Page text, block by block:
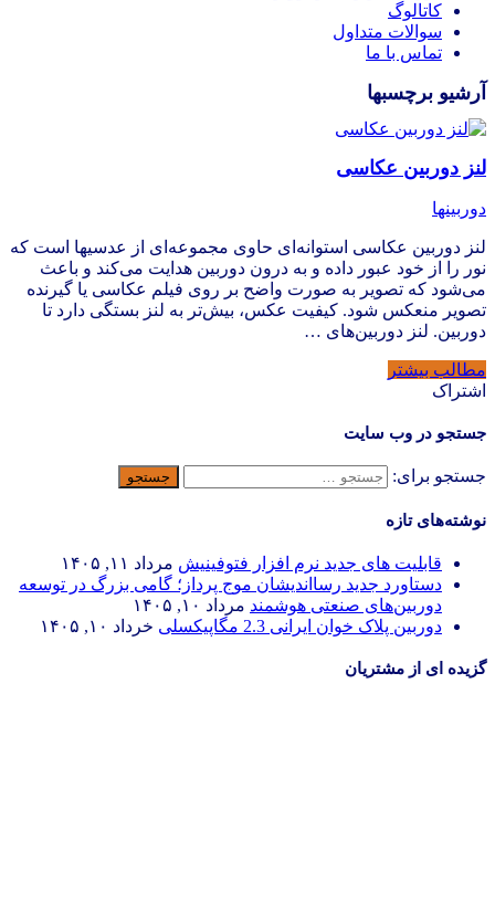
کاتالوگ
سوالات متداول
تماس با ما
آرشیو برچسبها
لنز دوربین عکاسی
دوربینها
لنز دوربین عکاسی استوانه‌ای حاوی مجموعه‌ای از عدسیها است که
نور را از خود عبور داده و به درون دوربین هدایت می‌کند و باعث
می‌شود که تصویر به صورت واضح بر روی فیلم عکاسی یا گیرنده
تصویر منعکس شود. کیفیت عکس، بیش‌تر به لنز بستگی دارد تا
دوربین. لنز دوربین‌های …
مطالب بیشتر
اشتراک
جستجو در وب سایت
جستجو برای:
نوشته‌های تازه
قابلیت های جدید نرم افزار فتوفینیش مرداد ۱۱, ۱۴۰۵
دستاورد جدید رسااندیشان موج پرداز؛ گامی بزرگ در توسعه
دوربین‌های صنعتی هوشمند مرداد ۱۰, ۱۴۰۵
دوربین پلاک خوان ایرانی 2.3 مگاپیکسلی
خرداد ۱۰, ۱۴۰۵
گزیده ای از مشتریان